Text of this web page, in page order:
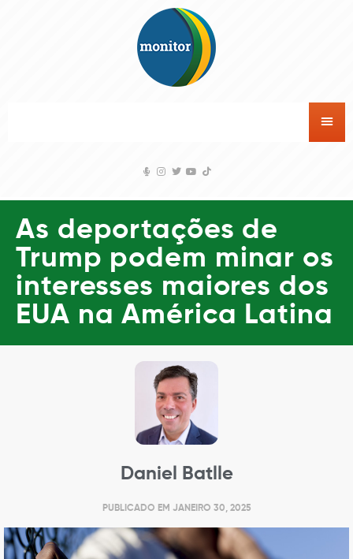
As deportações de
Trump podem minar os
interesses maiores dos
EUA na América Latina
Daniel Batlle
PUBLICADO EM JANEIRO 30, 2025